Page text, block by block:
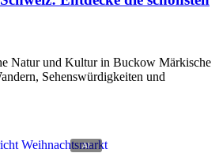
Natur und Kultur in Buckow Märkische
Sehenswürdigkeiten und